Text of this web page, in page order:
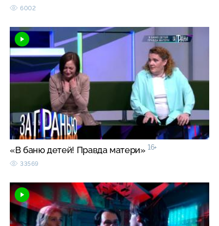
6002
«В баню детей! Правда матери» 16+
33569